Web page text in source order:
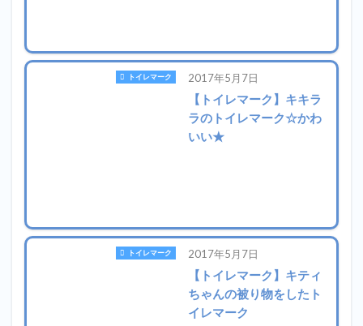
トイレマーク 2017年5月7日
【トイレマーク】キキラ
ラのトイレマーク☆かわ
いい★
トイレマーク 2017年5月7日
【トイレマーク】キティ
ちゃんの被り物をしたト
イレマーク